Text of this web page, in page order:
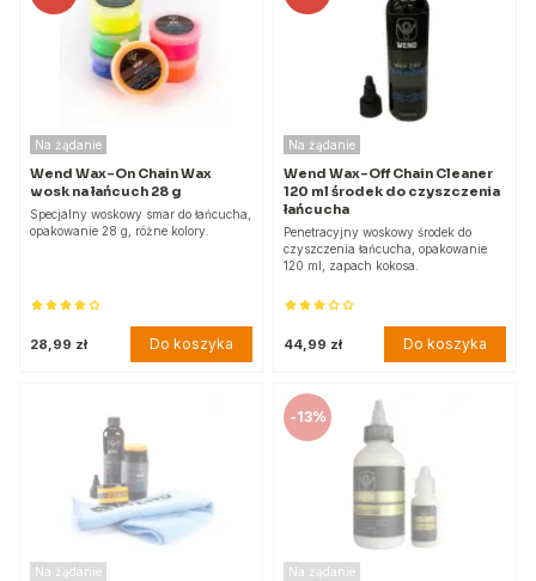
Na żądanie
Wend Wax-On Chain Wax
wosk na łańcuch 28 g
Specjalny woskowy smar do łańcucha,
opakowanie 28 g, różne kolory.
28,99 zł Do koszyka
Na żądanie
Wend Wax-Off Chain Cleaner
120 ml środek do czyszczenia
łańcucha
Penetracyjny woskowy środek do
czyszczenia łańcucha, opakowanie
120 ml, zapach kokosa.
44,99 zł Do koszyka
Na żądanie
-13%
Na żądanie